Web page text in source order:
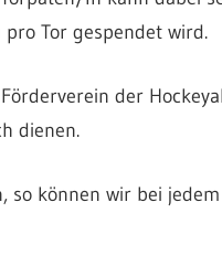
Tor gespendet wird.
der
dienen.
können wir bei